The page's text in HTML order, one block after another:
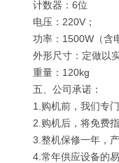
计数器：6位
电压：220V；
功率：1500W（含
外形尺寸：定做以
重量：120kg
五、公司承诺：
1.购机前，我们专
2.购机后，将免费
3.整机保修一年，
4.常年供应设备的